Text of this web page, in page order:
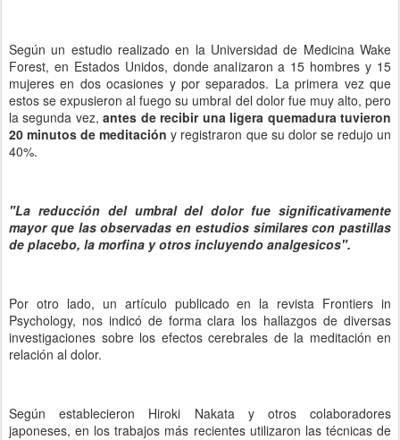
Según un estudio realizado en la Universidad de Medicina Wake
Forest, en Estados Unidos, donde analizaron a 15 hombres y 15
mujeres en dos ocasiones y por separados. La primera vez que
estos se expusieron al fuego su umbral del dolor fue muy alto, pero
la segunda vez,antes de recibir una ligera quemadura tuvieron
20 minutos de meditación y registraron que su dolor se redujo un
40%.
"La reducción del umbral del dolor fue significativamente
mayor que las observadas en estudios similares con pastillas
de placebo, la morfina y otros incluyendo analgesicos".
Por otro lado, un artículo publicado en la revista Frontiers in
Psychology, nos indicó de forma clara los hallazgos de diversas
investigaciones sobre los efectos cerebrales de la meditación en
relación al dolor.
Según establecieron Hiroki Nakata y otros colaboradores
japoneses, en los trabajos más recientes utilizaron las técnicas de